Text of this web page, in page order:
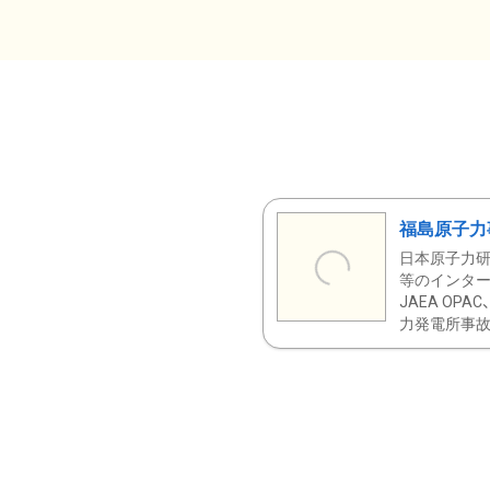
福島原子
日本原子力
等のインタ
JAEA OPAC
力発電所事